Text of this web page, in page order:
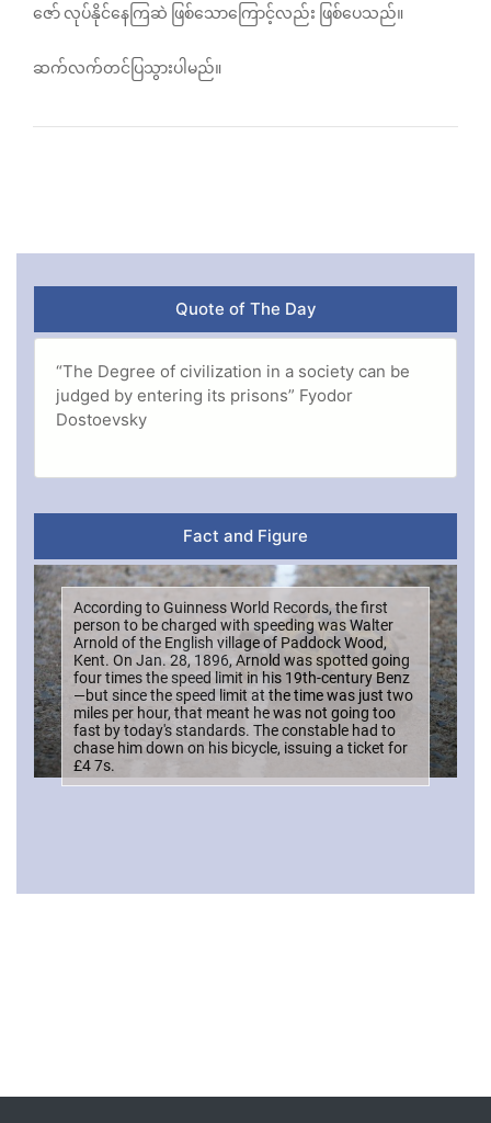
ဇော် လုပ်နိုင်နေကြဆဲ ဖြစ်သောကြောင့်လည်း ဖြစ်ပေသည်။
ဆက်လက်တင်ပြသွားပါမည်။
Quote of The Day
“The Degree of civilization in a society can be
judged by entering its prisons” Fyodor
Dostoevsky
Fact and Figure
According to Guinness World Records, the first
person to be charged with speeding was Walter
Arnold of the English village of Paddock Wood,
Kent. On Jan. 28, 1896, Arnold was spotted going
four times the speed limit in his 19th-century Benz
—but since the speed limit at the time was just two
miles per hour, that meant he was not going too
fast by today's standards. The constable had to
chase him down on his bicycle, issuing a ticket for
£4 7s.